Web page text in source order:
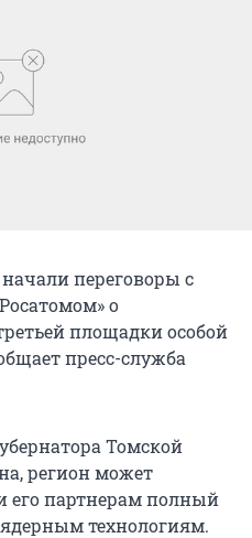
переговоры с
о
площадки особой
пресс-служба
Томской
регион может
его партнерам полный
технологиям.